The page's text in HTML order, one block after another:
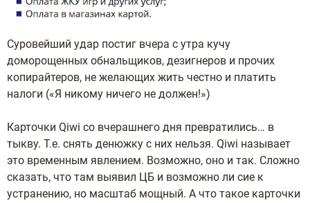
Суровейший удар постиг вчера с утра кучу
доморощенных обнальщиков, дезигнеров и прочих
копирайтеров, не желающих жить честно и платить
налоги («Я никому ничего не должен!»)
Карточки Qiwi со вчерашнего дня превратились… в
тыкву. Т.е. снять денюжку с них нельзя. Qiwi называет
это временным явлением. Возможно, оно и так. Сложно
сказать, что там выявил ЦБ и возможно ли сие к
устранению, но масштаб мощный. А что такое карточки